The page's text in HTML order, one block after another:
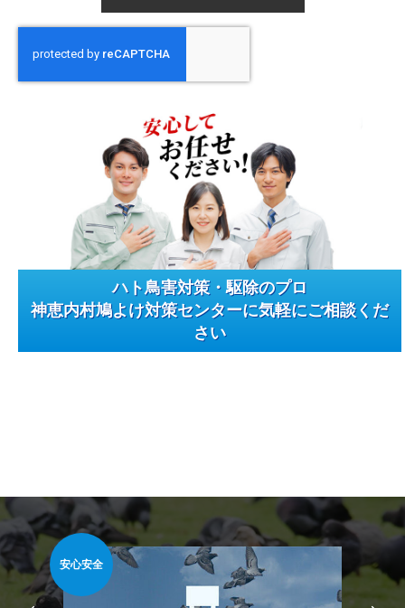
ハト鳥害対策・駆除のプロ
神恵内村鳩よけ対策センターに気軽にご相談くだ
さい
安心安全